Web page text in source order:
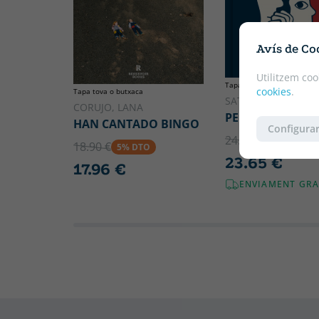
Avís de
Utilitzem
cookies.
Tapa tova o butxaca
CORUJO, LANA
HAN CANTADO BINGO
18.90 € 5% DTO
17.96 €
Tapa dura
SATRAPI, MARJANE
PERSÉPOLIS
24.90 €
23.65 €
ENVIAMENT